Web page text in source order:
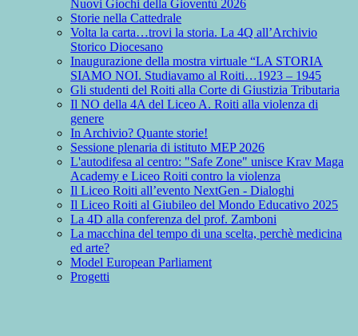
Nuovi Giochi della Gioventù 2026
Storie nella Cattedrale
Volta la carta…trovi la storia. La 4Q all’Archivio
Storico Diocesano
Inaugurazione della mostra virtuale “LA STORIA
SIAMO NOI. Studiavamo al Roiti…1923 – 1945
Gli studenti del Roiti alla Corte di Giustizia Tributaria
Il NO della 4A del Liceo A. Roiti alla violenza di
genere
In Archivio? Quante storie!
Sessione plenaria di istituto MEP 2026
L'autodifesa al centro: "Safe Zone" unisce Krav Maga
Academy e Liceo Roiti contro la violenza
Il Liceo Roiti all’evento NextGen - Dialoghi
Il Liceo Roiti al Giubileo del Mondo Educativo 2025
La 4D alla conferenza del prof. Zamboni
La macchina del tempo di una scelta, perchè medicina
ed arte?
Model European Parliament
Progetti